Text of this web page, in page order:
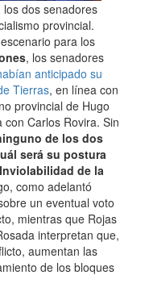
dos senadores
provincial.
para los
, los senadores
anticipado su
Tierras, en línea con
provincial de Hugo
Carlos Rovira. Sin
de los dos
será su postura
de la
como adelantó
un eventual voto
mientras que Rojas
interpretan que,
aumentan las
de los bloques